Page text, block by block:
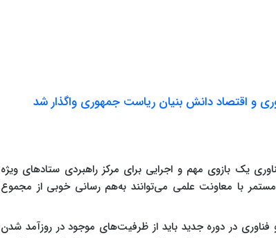
و اقتصاد دانش بنیان ریاست جمهوری واگذار شد
یک بازوی مهم و اجرایی برای مرکز راهبردی ستادهای ویژه
با معاونت علمی می‌توانند به‌هم رسانی خوبی از مجموع
در دوره جدید باید از ظرفیت‌های موجود در روزآمد شدن